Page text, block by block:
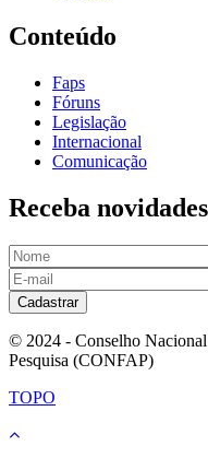
Conteúdo
Faps
Fóruns
Legislação
Internacional
Comunicação
Receba novidades
Cadastrar
© 2024 - Conselho Nacional
Pesquisa (CONFAP)
TOPO